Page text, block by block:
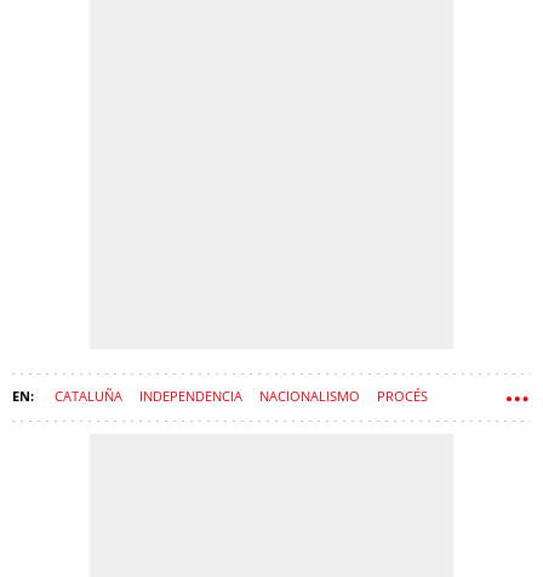
CATALUÑA INDEPENDENCIA NACIONALISMO PROCÉS